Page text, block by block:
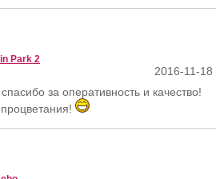
Park 2
2016-11-18
за оперативность и качество!